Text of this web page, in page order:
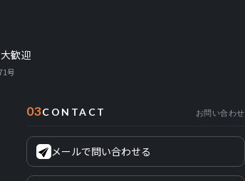
歓迎
号
03CONTACT お問い合わせ
メールで問い合わせる